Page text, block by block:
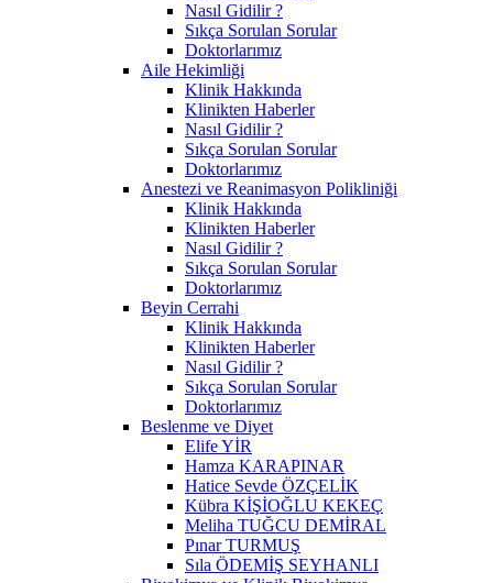
Nasıl Gidilir ?
Sıkça Sorulan Sorular
Doktorlarımız
Aile Hekimliği
Klinik Hakkında
Klinikten Haberler
Nasıl Gidilir ?
Sıkça Sorulan Sorular
Doktorlarımız
Anestezi ve Reanimasyon Polikliniği
Klinik Hakkında
Klinikten Haberler
Nasıl Gidilir ?
Sıkça Sorulan Sorular
Doktorlarımız
Beyin Cerrahi
Klinik Hakkında
Klinikten Haberler
Nasıl Gidilir ?
Sıkça Sorulan Sorular
Doktorlarımız
Beslenme ve Diyet
Elife YİR
Hamza KARAPINAR
Hatice Sevde ÖZÇELİK
Kübra KİŞİOĞLU KEKEÇ
Meliha TUĞCU DEMİRAL
Pınar TURMUŞ
Sıla ÖDEMİŞ SEYHANLI